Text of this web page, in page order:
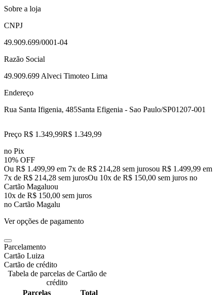
Sobre a loja
CNPJ
49.909.699/0001-04
Razão Social
49.909.699 Alveci Timoteo Lima
Endereço
Rua Santa Ifigenia, 485Santa Efigenia - Sao Paulo/SP01207-001
Preço R$ 1.349,99R$ 1.349,99
no Pix
10% OFF
Ou R$ 1.499,99 em 7x de R$ 214,28 sem jurosou R$ 1.499,99 em
7x de R$ 214,28 sem jurosOu 10x de R$ 150,00 sem juros no
Cartão Magaluou
10x de R$ 150,00 sem juros
no Cartão Magalu
Ver opções de pagamento
Parcelamento
Cartão Luiza
Cartão de crédito
Tabela de parcelas de Cartão de
crédito
Parcelas
Total